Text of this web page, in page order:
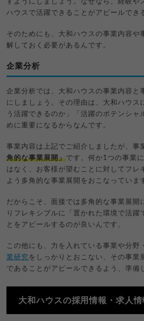
すようにしましょう。なぜなら、経験や
ハウスで活躍できることがアピールでき
そのためにも、大和ハウスの事業内容や
解しておく必要があるんです。
企業分析
企業分析では、大和ハウスの事業内容と
にしましょう。その理由は、大和ハウス
う活躍できるのか」「活躍のポテンシャ
めに重要になるからなんです。
事業内容は上記でご紹介しましたが、事
角的な事業展開」です。何か1つの事業
はなく、お客様が望むことに対してフレ
よう多角的な事業展開をおこなっていま
だからこそ、面接では多角的な事業展開
りフレキシブルに「置かれた環境で活躍
とをアピールするのが良いんです。
この他にも、力を入れている事業や分野
業研究 をしっかりとおこない、その事業
であることがアピールできるよう、準備
大和ハウスの採用情報・求人情